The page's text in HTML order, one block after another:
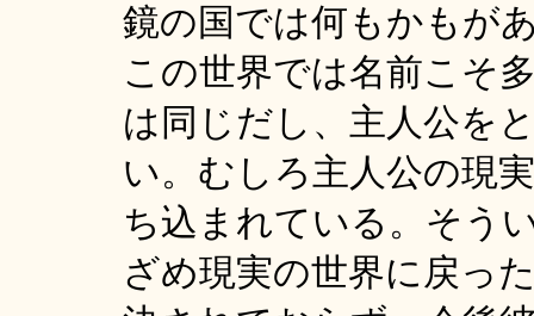
鏡の国では何もかもが
この世界では名前こそ
は同じだし、主人公を
い。むしろ主人公の現
ち込まれている。そう
ざめ現実の世界に戻っ